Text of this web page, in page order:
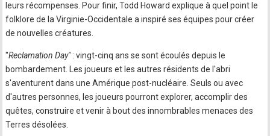
leurs récompenses. Pour finir, Todd Howard explique à quel point le
folklore de la Virginie-Occidentale a inspiré ses équipes pour créer
de nouvelles créatures.
"Reclamation Day": vingt-cinq ans se sont écoulés depuis le
bombardement. Les joueurs et les autres résidents de l'abri
s'aventurent dans une Amérique post-nucléaire. Seuls ou avec
d'autres personnes, les joueurs pourront explorer, accomplir des
quêtes, construire et venir à bout des innombrables menaces des
Terres désolées.